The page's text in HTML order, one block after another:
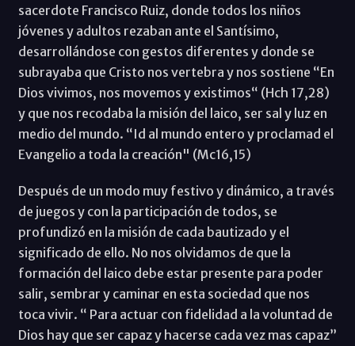
sacerdote Francisco Ruiz, donde todos los niños
jóvenes y adultos rezaban ante el Santísimo,
desarrollándose con gestos diferentes y donde se
subrayaba que Cristo nos vertebra y nos sostiene “En
Dios vivimos, nos movemos y existimos“ (Hch 17,28)
y que nos recodaba la misión del laico, ser sal y luz en
medio del mundo. “Id al mundo entero y proclamad el
Evangelio a toda la creación" (Mc16,15)
Después de un modo muy festivo y dinámico, a través
de juegos y con la participación de todos, se
profundizó en la misión de cada bautizado y el
significado de ello. No nos olvidamos de que la
formación del laico debe estar presente para poder
salir, sembrar y caminar en esta sociedad que nos
toca vivir. “ Para actuar con fidelidad a la voluntad de
Dios hay que ser capaz y hacerse cada vez mas capaz”